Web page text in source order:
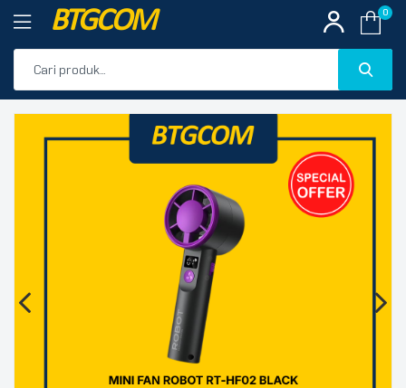
BTGCOM 0
PRODUK UNGGULAN
PRODUK TERBARU
🔍